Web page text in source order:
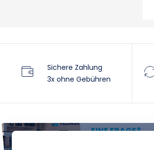
Sichere Zahlung
3x ohne Gebühren
EINE FRAGE?